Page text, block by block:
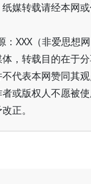
媒转载请经本网
：XXX（非爱思想网
，转载目的在于
代表本网赞同其
或版权人不愿被
正。